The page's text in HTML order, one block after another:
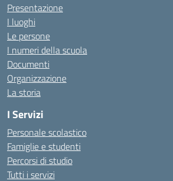
Presentazione
I luoghi
Le persone
I numeri della scuola
Documenti
Organizzazione
La storia
I Servizi
Personale scolastico
Famiglie e studenti
Percorsi di studio
Tutti i servizi